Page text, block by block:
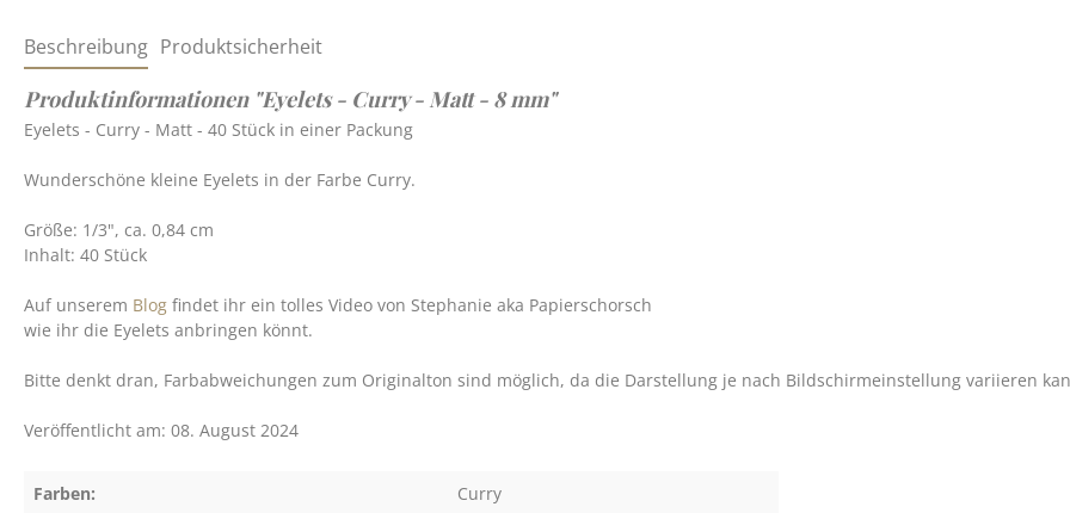
Beschreibung Produktsicherheit
Produktinformationen "Eyelets - Curry - Matt - 8 mm"
Eyelets - Curry - Matt - 40 Stück in einer Packung
Wunderschöne kleine Eyelets in der Farbe Curry.
Größe: 1/3", ca. 0,84 cm
Inhalt: 40 Stück
Auf unserem Blog findet ihr ein tolles Video von Stephanie aka Papierschorsch
wie ihr die Eyelets anbringen könnt.
Bitte denkt dran, Farbabweichungen zum Originalton sind möglich, da die Darstellung je nach Bildschirmeinstellung variieren
Veröffentlicht am: 08. August 2024
Farben: Curry